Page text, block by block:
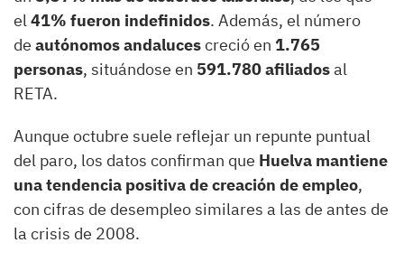
el41% fueron indefinidos. Además, el número
de autónomos andalucescreció en 1.765
personas, situándose en 591.780 afiliadosal
RETA.
Aunque octubre suele reflejar un repunte puntual
del paro, los datos confirman que Huelva mantiene
una tendencia positiva de creación de empleo,
con cifras de desempleo similares a las de antes de
la crisis de 2008.